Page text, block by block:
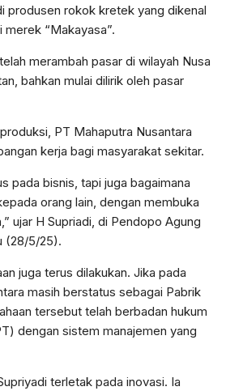
produsen rokok kretek yang dikenal
merek “Makayasa”.
merambah pasar di wilayah Nusa
bahkan mulai dilirik oleh pasar
PT Mahaputra Nusantara
kerja bagi masyarakat sekitar.
pada bisnis, tapi juga bagaimana
orang lain, dengan membuka
ujar H Supriadi, di Pendopo Agung
(28/5/25).
juga terus dilakukan. Jika pada
masih berstatus sebagai Pabrik
tersebut telah berbadan hukum
dengan sistem manajemen yang
terletak pada inovasi. Ia